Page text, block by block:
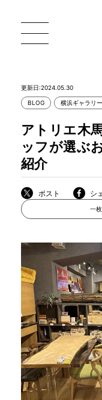
一枚板
MOKUBA
商品情報
直営店
イベント
更新日:2024.05.30
BLOG 横浜ギャラリー
アトリエ木
ッフが選ぶ
紹介
ポスト シ
一